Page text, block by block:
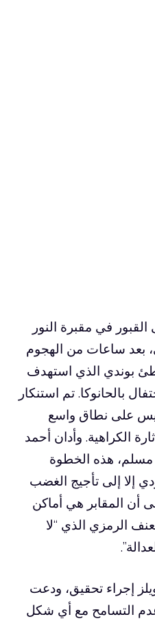
في مقبرة النور
بعد ساعات من الهجوم
بوندي الذي استهدف
بالحانوكا. تم استنكار
على نطاق واسع
الكراهية. وأدان أحمد
مسلم، هذه الخطوة
إلا إلى تأجيج الغضب
أن المقابر هي أماكن
الرمزي الذي “لا
إجراء تحقيق، ودعت
التسامح مع أي شكل